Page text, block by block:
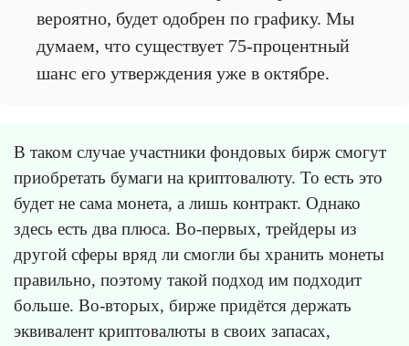
вероятно, будет одобрен по графику. Мы
думаем, что существует 75-процентный
шанс его утверждения уже в октябре.
В таком случае участники фондовых бирж смогут
приобретать бумаги на криптовалюту. То есть это
будет не сама монета, а лишь контракт. Однако
здесь есть два плюса. Во-первых, трейдеры из
другой сферы вряд ли смогли бы хранить монеты
правильно, поэтому такой подход им подходит
больше. Во-вторых, бирже придётся держать
эквивалент криптовалюты в своих запасах,